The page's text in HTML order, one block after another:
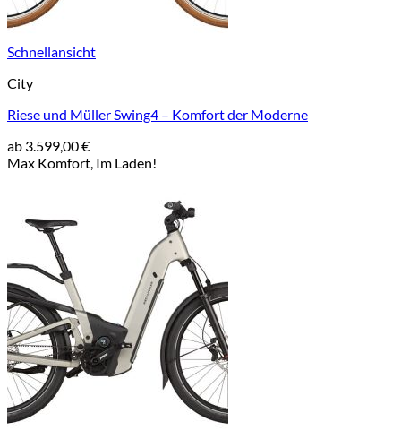
Schnellansicht
City
Riese und Müller Swing4 – Komfort der Moderne
ab 3.599,00€
Max Komfort, Im Laden!